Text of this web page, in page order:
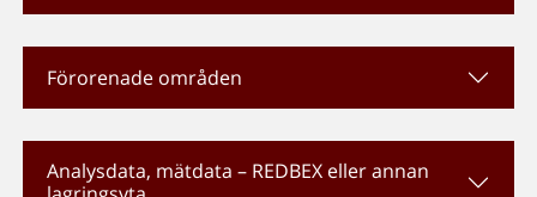
Förorenade områden
Analysdata, mätdata – REDBEX eller annan